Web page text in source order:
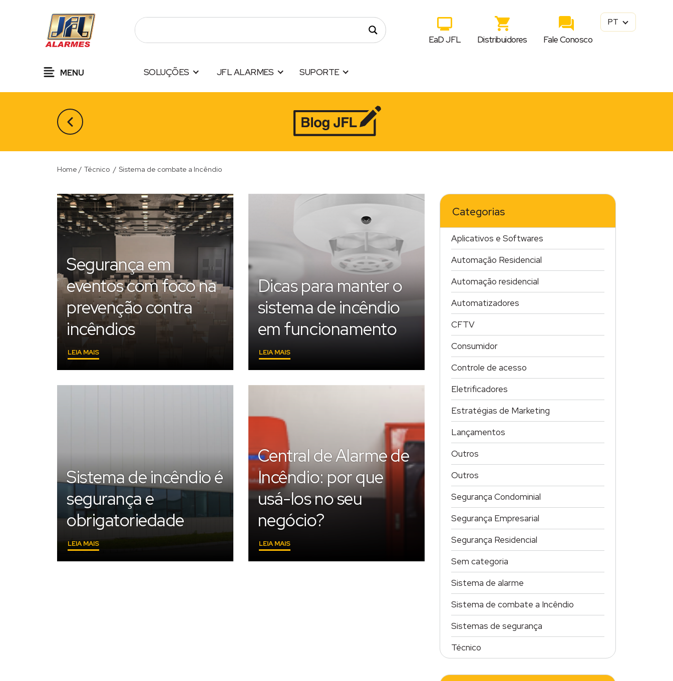
EaD JFL Distribuidores Fale Conosco
PT
MENU SOLUÇÕES JFL ALARMES SUPORTE
Home / Técnico / Sistema de combate a Incêndio
Segurança em
eventos com foco na
prevenção contra
incêndios
LEIA MAIS"SEGURANÇA
COM
Dicas para manter o
sistema de incêndio
em funcionamento
LEIA MAIS"DICAS
O
Sistema de incêndio é
segurança e
obrigatoriedade
LEIA MAIS"SISTEMA
Central de Alarme de
Incêndio: por que
usá-los no seu
negócio?
LEIA MAIS"CENTRAL
Categorias
Aplicativos e Softwares
Automação Residencial
Automação residencial
Automatizadores
CFTV
Consumidor
Controle de acesso
Eletrificadores
Estratégias de Marketing
Lançamentos
Outros
Outros
Segurança Condominial
Segurança Empresarial
Segurança Residencial
Sem categoria
Sistema de alarme
Sistema de combate a Incêndio
Sistemas de segurança
Técnico